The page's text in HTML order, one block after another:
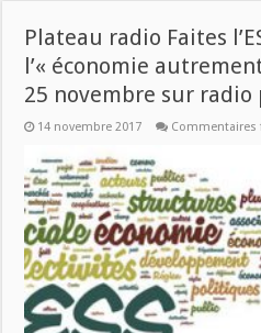
Plateau radio Faites
l’« économie
25 novembre sur radio
14 novembre 2017 Commentaires